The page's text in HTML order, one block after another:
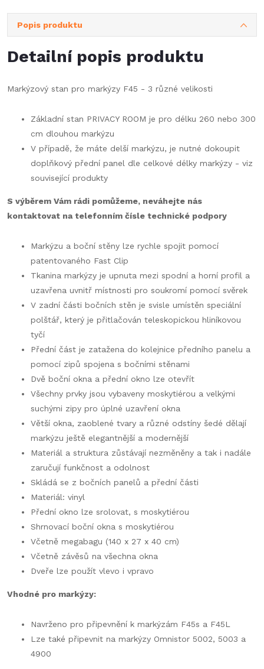
Popis produktu
Detailní popis produktu
Markýzový stan pro markýzy F45 - 3 různé velikosti
Základní stan PRIVACY ROOM je pro délku 260 nebo 300
cm dlouhou markýzu
V případě, že máte delší markýzu, je nutné dokoupit
doplňkový přední panel dle celkové délky markýzy - viz
související produkty
S výběrem Vám rádi pomůžeme, neváhejte nás
kontaktovat na telefonním čísle technické podpory
Markýzu a boční stěny lze rychle spojit pomocí
patentovaného Fast Clip
Tkanina markýzy je upnuta mezi spodní a horní profil a
uzavřena uvnitř místnosti pro soukromí pomocí svěrek
V zadní části bočních stěn je svisle umístěn speciální
polštář, který je přitlačován teleskopickou hliníkovou
tyčí
Přední část je zatažena do kolejnice předního panelu a
pomocí zipů spojena s bočními stěnami
Dvě boční okna a přední okno lze otevřít
Všechny prvky jsou vybaveny moskytiérou a velkými
suchými zipy pro úplné uzavření okna
Větší okna, zaoblené tvary a různé odstíny šedé dělají
markýzu ještě elegantnější a modernější
Materiál a struktura zůstávají nezměněny a tak i nadále
zaručují funkčnost a odolnost
Skládá se z bočních panelů a přední části
Materiál: vinyl
Přední okno lze srolovat, s moskytiérou
Shrnovací boční okna s moskytiérou
Včetně megabagu (140 x 27 x 40 cm)
Včetně závěsů na všechna okna
Dveře lze použít vlevo i vpravo
Vhodné pro markýzy:
Navrženo pro připevnění k markýzám F45s a F45L
Lze také připevnit na markýzy Omnistor 5002, 5003 a
4900